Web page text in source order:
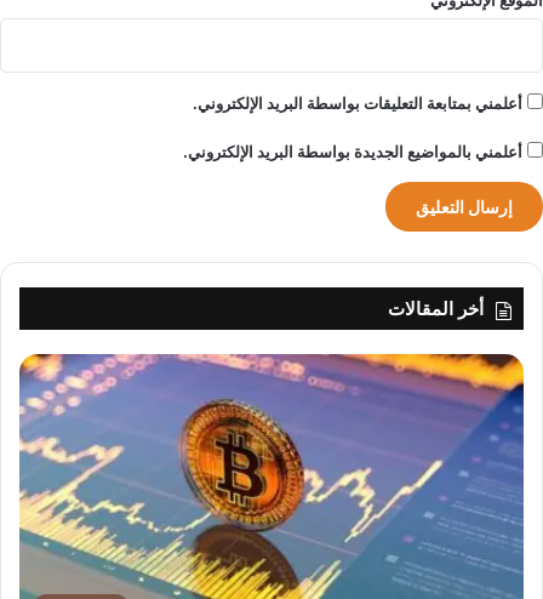
ر
و
م
ك
ل
ك
س
م
ا
ن
أعلمني بمتابعة التعليقات بواسطة البريد الإلكتروني.
أعلمني بالمواضيع الجديدة بواسطة البريد الإلكتروني.
أخر المقالات